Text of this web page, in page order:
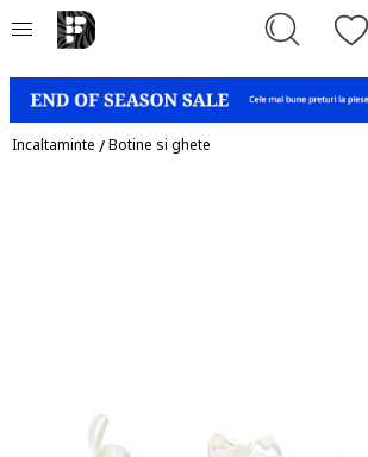
Incaltaminte /Botine si ghete